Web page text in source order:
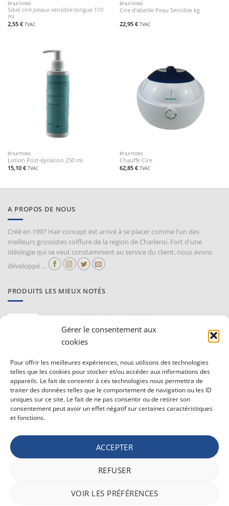
Gérer le consentement aux
cookies
Pour offrir les meilleures expériences, nous utilisons des technologies
telles que les cookies pour stocker et/ou accéder aux informations des
appareils. Le fait de consentir à ces technologies nous permettra de
traiter des données telles que le comportement de navigation ou les ID
uniques sur ce site. Le fait de ne pas consentir ou de retirer son
consentement peut avoir un effet négatif sur certaines caractéristiques
et fonctions.
ACCEPTER
REFUSER
VOIR LES PRÉFÉRENCES
ÉPILATIONS
Sibel cire peaux sensible longue 110
ml
2,55 € TVAC
ÉPILATIONS
Cire d’abeille Peau Sensible kg
22,95 € TVAC
ÉPILATIONS
Lotion Post-épilation 250 ml
15,10 € TVAC
ÉPILATIONS
Chauffe Cire
62,85 € TVAC
A PROPOS DE NOUS
Créé en 1997 Hair concept est arrivé à se placer comme l'un des
meilleurs grossistes coiffure de la région de Charleroi. Fort d'une
idéologie qui se veut constamment au service du client, nous avons
développé ...
PRODUITS LES MIEUX NOTÉS
Proraso Huile chaude pour la barbe
10,30€ TVAC
Barburys Bloc d'alun 75 gr
7,20€ TVAC
CONDITIONS GÉNÉRALE DE VENTE ET VIE PRIVÉE
Vie privée
Politique de confidentialité